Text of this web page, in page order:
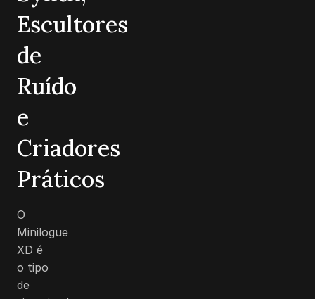
Escultores
de
Ruído
e
Criadores
Práticos
O
Minilogue
XD é
o tipo
de